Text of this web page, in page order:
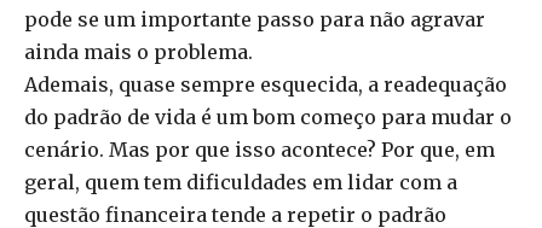
pode se um importante passo para não agravar
ainda mais o problema.
Ademais, quase sempre esquecida, a readequação
do padrão de vida é um bom começo para mudar o
cenário. Mas por que isso acontece? Por que, em
geral, quem tem dificuldades em lidar com a
questão financeira tende a repetir o padrão